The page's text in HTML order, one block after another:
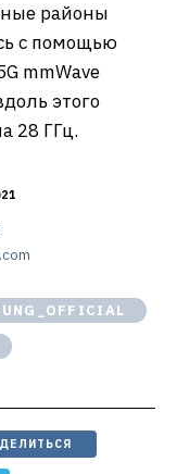
районы
с помощью
mmWave
этого
28 ГГц.